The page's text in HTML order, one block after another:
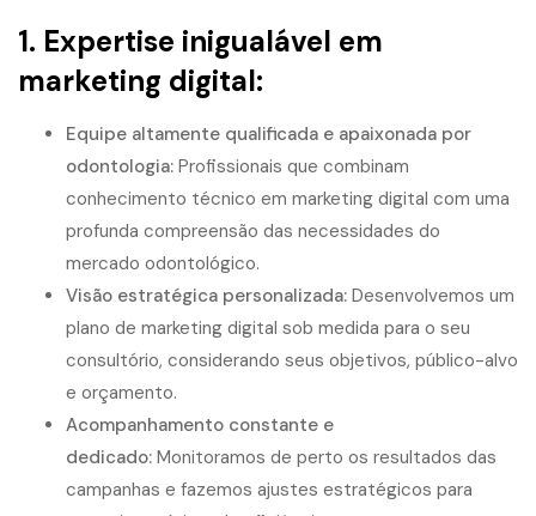
1. Expertise inigualável em
marketing digital:
Equipe altamente qualificada e apaixonada por
odontologia: Profissionais que combinam
conhecimento técnico em marketing digital com uma
profunda compreensão das necessidades do
mercado odontológico.
Visão estratégica personalizada: Desenvolvemos um
plano de marketing digital sob medida para o seu
consultório, considerando seus objetivos, público-alvo
e orçamento.
Acompanhamento constante e
dedicado: Monitoramos de perto os resultados das
campanhas e fazemos ajustes estratégicos para